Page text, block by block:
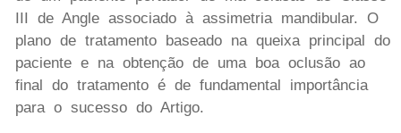
III de Angle associado à assimetria mandibular. O
plano de tratamento baseado na queixa principal do
paciente e na obtenção de uma boa oclusão ao
final do tratamento é de fundamental importância
para o sucesso do Artigo.